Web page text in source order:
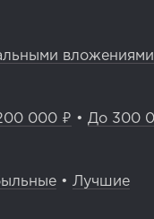
вложениями
000 ₽ • До 300
• Лучшие